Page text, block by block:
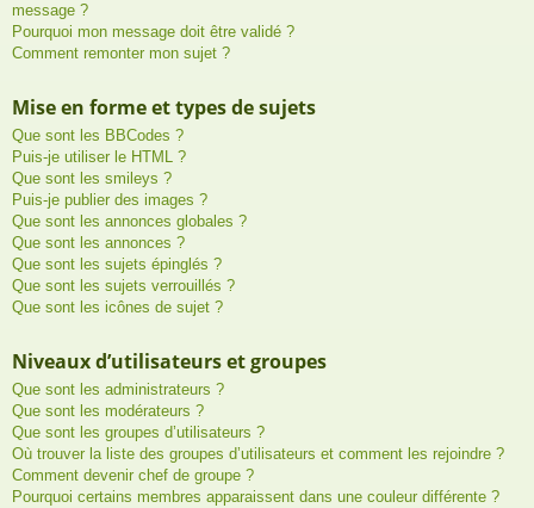
message ?
Pourquoi mon message doit être validé ?
Comment remonter mon sujet ?
Mise en forme et types de sujets
Que sont les BBCodes ?
Puis-je utiliser le HTML ?
Que sont les smileys ?
Puis-je publier des images ?
Que sont les annonces globales ?
Que sont les annonces ?
Que sont les sujets épinglés ?
Que sont les sujets verrouillés ?
Que sont les icônes de sujet ?
Niveaux d’utilisateurs et groupes
Que sont les administrateurs ?
Que sont les modérateurs ?
Que sont les groupes d’utilisateurs ?
Où trouver la liste des groupes d’utilisateurs et comment les rejoindre ?
Comment devenir chef de groupe ?
Pourquoi certains membres apparaissent dans une couleur différente ?